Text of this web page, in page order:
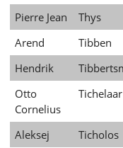
Pierre Jean
Thys
Arend
Tibben
Hendrik
Otto
Cornelius
Tichelaar
Aleksej Ticholos